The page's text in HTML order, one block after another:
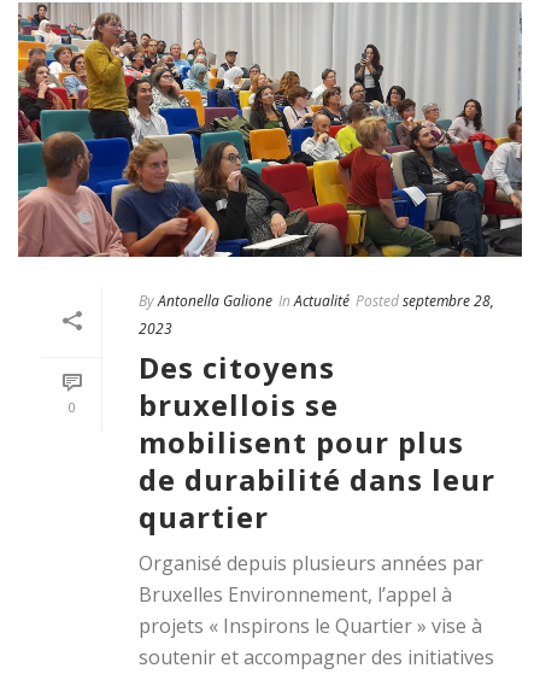
0
ByAntonella Galione In Actualité Postedseptembre 28,
2023
Des citoyens
bruxellois se
mobilisent pour plus
de durabilité dans leur
quartier
Organisé depuis plusieurs années par
Bruxelles Environnement, l’appel à
projets « Inspirons le Quartier » vise à
soutenir et accompagner des initiatives